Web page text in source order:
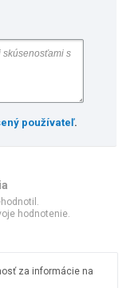
používateľ.
hodnotenie.
za informácie na